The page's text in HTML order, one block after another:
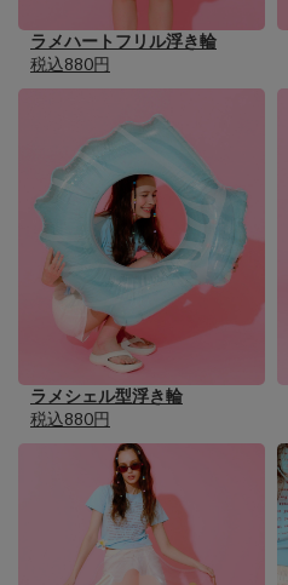
ラメハートフリル浮き輪
税込880円
ラメシェル型浮き輪
税込880円